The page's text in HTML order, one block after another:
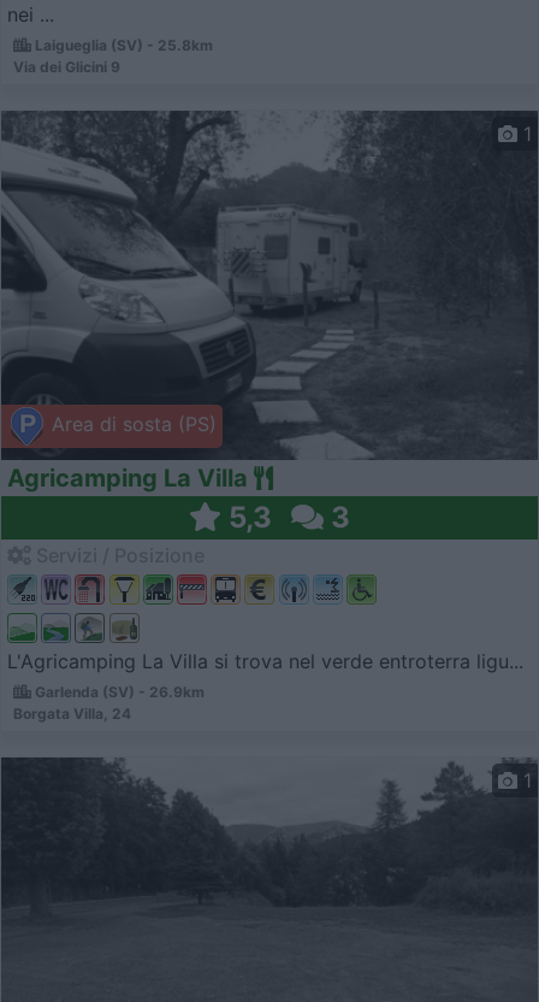
nei ...
Laigueglia (SV) - 25.8km
Via dei Glicini 9
Area di sosta (PS)
1
Agricamping La Villa
5,3 3
L'Agricamping La Villa si trova nel verde entroterra ligu...
Garlenda (SV) - 26.9km
Borgata Villa, 24
1